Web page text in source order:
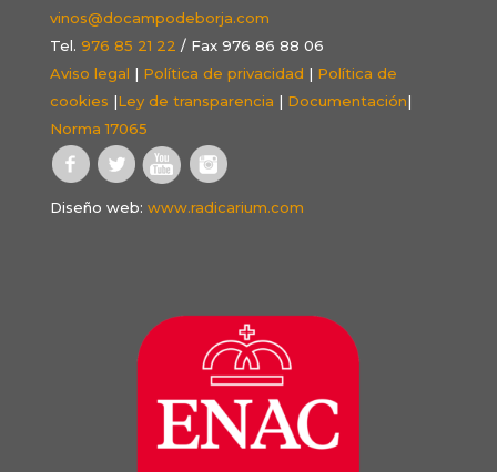
vinos@docampodeborja.com
Tel. 976 85 21 22 / Fax 976 86 88 06
Aviso legal | Política de privacidad | Política de
cookies |Ley de transparencia | Documentación|
Norma 17065
Diseño web: www.radicarium.com